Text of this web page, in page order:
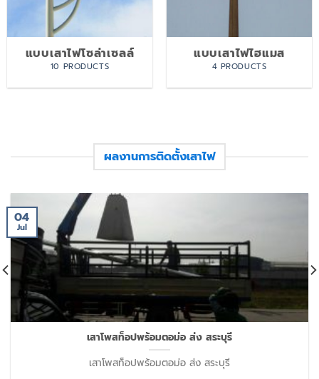
แบบเสาไฟโซล่าเซลล์
10 PRODUCTS
แบบเสาไฟไฮแมส
4 PRODUCTS
ผลงานการติดตั้งเสาไฟ
เสาโพสท็อปพร้อมตอม่อ ส่ง สระบุรี
เสาโพสท็อปพร้อมตอม่อ ส่ง สระบุรี
04
Jul